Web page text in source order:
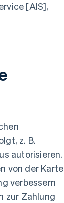
[AIS],
z. B.
autorisieren.
von der Karte
verbessern
zur Zahlung